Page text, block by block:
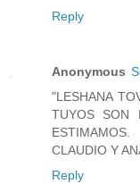
Reply
Anonymous
"LESHANA
TUYOS SON
ESTIMAMOS.
CLAUDIO Y
Reply